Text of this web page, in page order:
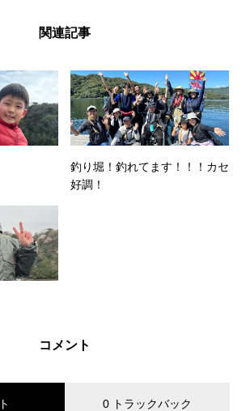
関連記事
釣り堀！釣れてます！！！カセ
好調！
コメント
0 トラックバック